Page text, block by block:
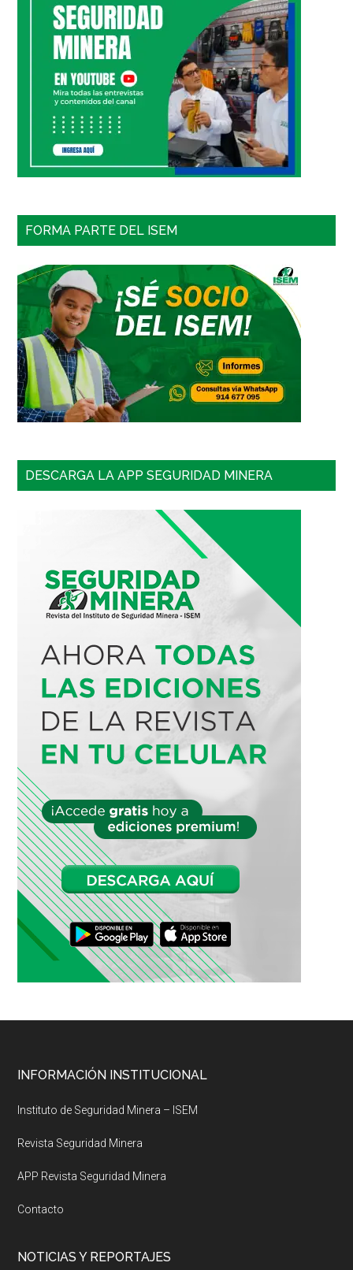
FORMA PARTE DEL ISEM
DESCARGA LA APP SEGURIDAD MINERA
Footer
INFORMACIÓN INSTITUCIONAL
Instituto de Seguridad Minera – ISEM
Revista Seguridad Minera
APP Revista Seguridad Minera
Contacto
NOTICIAS Y REPORTAJES